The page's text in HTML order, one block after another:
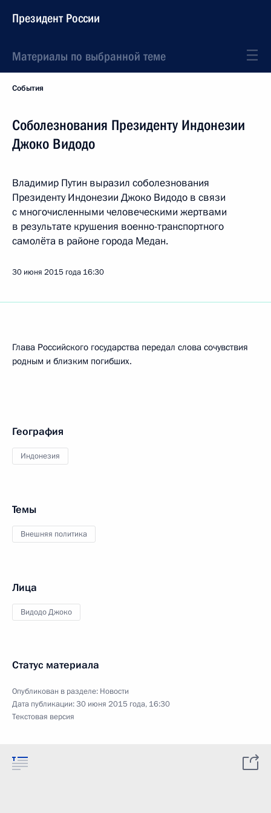
Президент России
Материалы по выбранной теме
События
Соболезнования Президенту Индонезии
Джоко Видодо
Владимир Путин выразил соболезнования
Президенту Индонезии Джоко Видодо в связи
с многочисленными человеческими жертвами
в результате крушения военно-транспортного
самолёта в районе города Медан.
30 июня 2015 года 16:30
Глава Российского государства передал слова сочувствия
родным и близким погибших.
География
Индонезия
Темы
Внешняя политика
Лица
Видодо Джоко
Статус материала
Опубликован в разделе: Новости
Дата публикации:30 июня 2015 года, 16:30
Текстовая версия